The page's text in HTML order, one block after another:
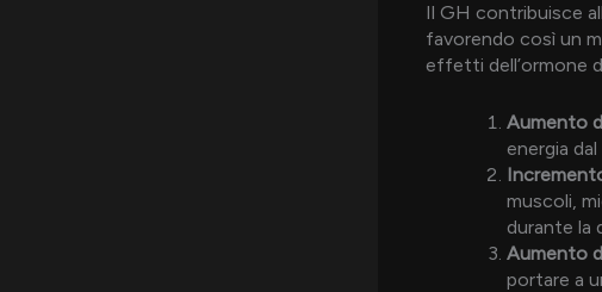
Il GH contribuisce
favorendo così un
effetti dell’ormone
Aumento
energia
muscoli,
durante la
Aumento
portare a